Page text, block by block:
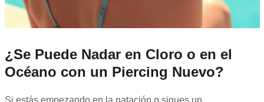
¿Se Puede Nadar en Cloro o en el
Océano con un Piercing Nuevo?
Si estás empezando en la natación o sigues un